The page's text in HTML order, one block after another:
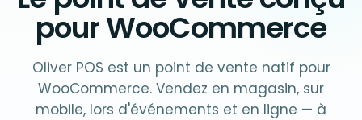
pourWooCommerce
Oliver POS est un point de vente natif pour
WooCommerce. Vendez en magasin, sur
mobile, lors d'événements et en ligne — à